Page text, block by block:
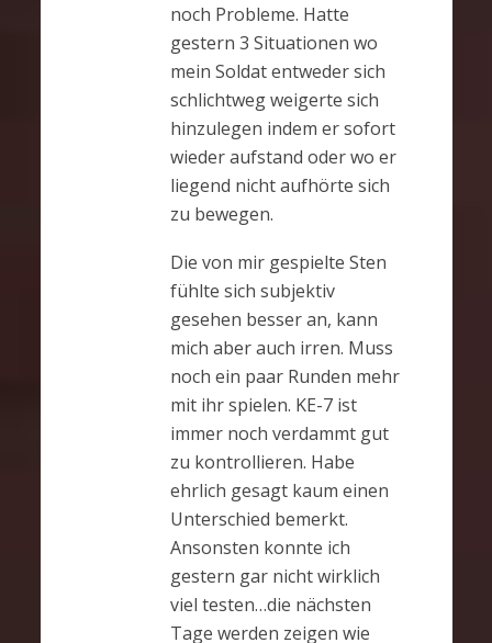
noch Probleme. Hatte
gestern 3 Situationen wo
mein Soldat entweder sich
schlichtweg weigerte sich
hinzulegen indem er sofort
wieder aufstand oder wo er
liegend nicht aufhörte sich
zu bewegen.
Die von mir gespielte Sten
fühlte sich subjektiv
gesehen besser an, kann
mich aber auch irren. Muss
noch ein paar Runden mehr
mit ihr spielen. KE-7 ist
immer noch verdammt gut
zu kontrollieren. Habe
ehrlich gesagt kaum einen
Unterschied bemerkt.
Ansonsten konnte ich
gestern gar nicht wirklich
viel testen…die nächsten
Tage werden zeigen wie